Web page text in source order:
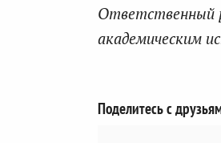
Ответственный
академическим
Поделитесь с